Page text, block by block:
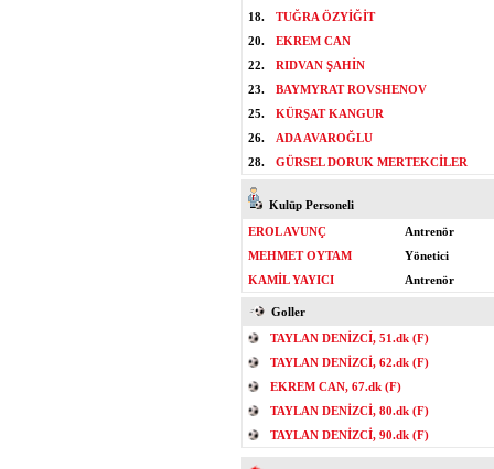
18.
TUĞRA ÖZYİĞİT
20.
EKREM CAN
22.
RIDVAN ŞAHİN
23.
BAYMYRAT ROVSHENOV
25.
KÜRŞAT KANGUR
26.
ADA AVAROĞLU
28.
GÜRSEL DORUK MERTEKCİLER
Kulüp Personeli
EROL AVUNÇ
Antrenör
MEHMET OYTAM
Yönetici
KAMİL YAYICI
Antrenör
Goller
TAYLAN DENİZCİ, 51.dk (F)
TAYLAN DENİZCİ, 62.dk (F)
EKREM CAN, 67.dk (F)
TAYLAN DENİZCİ, 80.dk (F)
TAYLAN DENİZCİ, 90.dk (F)